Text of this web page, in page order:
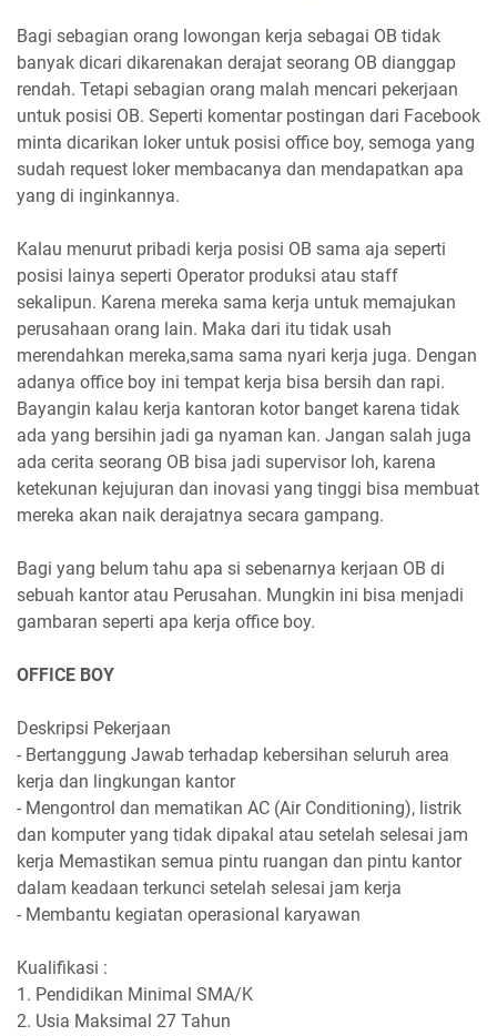
Bagi sebagian orang lowongan kerja sebagai OB tidak
banyak dicari dikarenakan derajat seorang OB dianggap
rendah. Tetapi sebagian orang malah mencari pekerjaan
untuk posisi OB. Seperti komentar postingan dari Facebook
minta dicarikan loker untuk posisi office boy, semoga yang
sudah request loker membacanya dan mendapatkan apa
yang di inginkannya.
Kalau menurut pribadi kerja posisi OB sama aja seperti
posisi lainya seperti Operator produksi atau staff
sekalipun. Karena mereka sama kerja untuk memajukan
perusahaan orang lain. Maka dari itu tidak usah
merendahkan mereka,sama sama nyari kerja juga. Dengan
adanya office boy ini tempat kerja bisa bersih dan rapi.
Bayangin kalau kerja kantoran kotor banget karena tidak
ada yang bersihin jadi ga nyaman kan. Jangan salah juga
ada cerita seorang OB bisa jadi supervisor loh, karena
ketekunan kejujuran dan inovasi yang tinggi bisa membuat
mereka akan naik derajatnya secara gampang.
Bagi yang belum tahu apa si sebenarnya kerjaan OB di
sebuah kantor atau Perusahan. Mungkin ini bisa menjadi
gambaran seperti apa kerja office boy.
OFFICE BOY
Deskripsi Pekerjaan
- Bertanggung Jawab terhadap kebersihan seluruh area
kerja dan lingkungan kantor
- Mengontrol dan mematikan AC (Air Conditioning), listrik
dan komputer yang tidak dipakal atau setelah selesai jam
kerja Memastikan semua pintu ruangan dan pintu kantor
dalam keadaan terkunci setelah selesai jam kerja
- Membantu kegiatan operasional karyawan
Kualifikasi :
1. Pendidikan Minimal SMA/K
2. Usia Maksimal 27 Tahun